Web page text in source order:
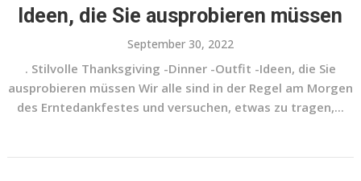
Ideen, die Sie ausprobieren müssen
September 30, 2022
. Stilvolle Thanksgiving -Dinner -Outfit -Ideen, die Sie
ausprobieren müssen Wir alle sind in der Regel am Morgen
des Erntedankfestes und versuchen, etwas zu tragen,...